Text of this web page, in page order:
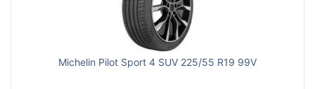
Michelin Pilot Sport 4 SUV 225/55 R19 99V